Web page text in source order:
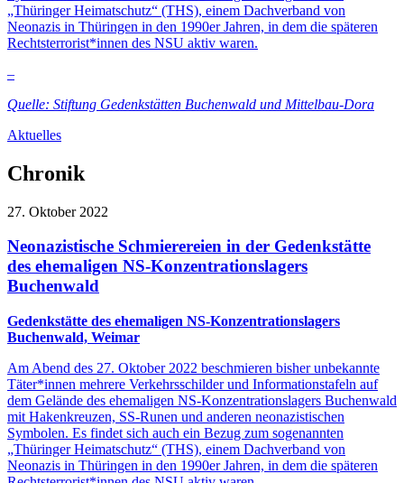
„Thüringer Heimatschutz“ (THS), einem Dachverband von
Neonazis in Thüringen in den 1990er Jahren, in dem die späteren
Rechtsterrorist*innen des NSU aktiv waren.
–
Quelle: Stiftung Gedenkstätten Buchenwald und Mittelbau-Dora
Aktuelles
Chronik
27. Oktober 2022
Neonazistische Schmierereien in der Gedenkstätte
des ehemaligen NS-Konzentrationslagers
Buchenwald
Gedenkstätte des ehemaligen NS-Konzentrationslagers
Buchenwald, Weimar
Am Abend des 27. Oktober 2022 beschmieren bisher unbekannte
Täter*innen mehrere Verkehrsschilder und Informationstafeln auf
dem Gelände des ehemaligen NS-Konzentrationslagers Buchenwald
mit Hakenkreuzen, SS-Runen und anderen neonazistischen
Symbolen. Es findet sich auch ein Bezug zum sogenannten
„Thüringer Heimatschutz“ (THS), einem Dachverband von
Neonazis in Thüringen in den 1990er Jahren, in dem die späteren